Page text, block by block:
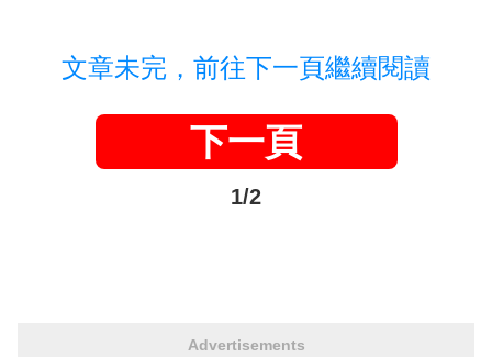
文章未完，前往下一頁繼續閱讀
下一頁
1/2
Advertisements